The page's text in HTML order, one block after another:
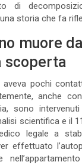
storia che fa
muore
scoperta
aveva pochi
anche
sono
scientifica e il
legale a
effettuato